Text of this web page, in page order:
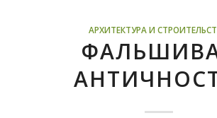
АРХИТЕКТУРА И